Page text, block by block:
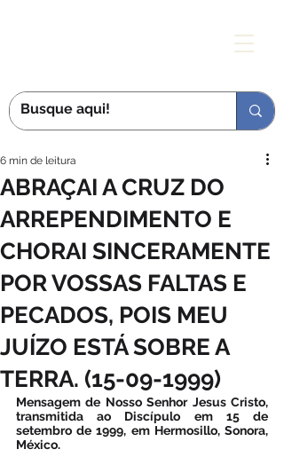
ABRAÇAI A CRUZ DO
ARREPENDIMENTO E
CHORAI SINCERAMENTE
POR VOSSAS FALTAS E
PECADOS, POIS MEU
JUÍZO ESTÁ SOBRE A
TERRA. (15-09-1999)
6 min de leitura
Mensagem de Nosso Senhor Jesus Cristo,
transmitida ao Discípulo em 15 de
setembro de 1999, em Hermosillo, Sonora,
México.